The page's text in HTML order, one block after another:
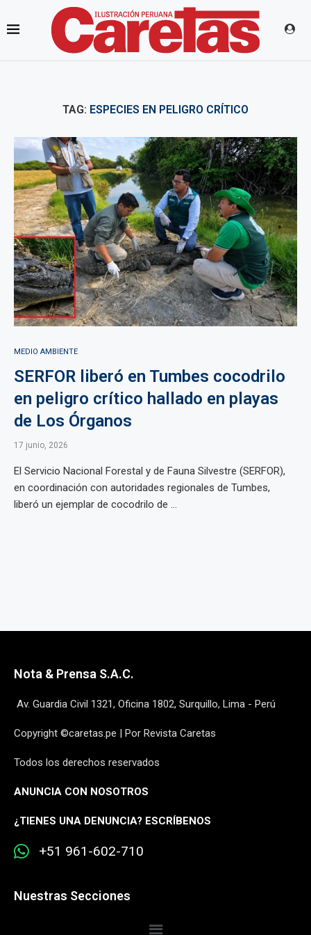
TAG: ESPECIES EN PELIGRO CRÍTICO
MEDIO AMBIENTE
SERFOR liberó en Tumbes cocodrilo
en peligro crítico hallado en playas
de Los Órganos
17 junio, 2026
El Servicio Nacional Forestal y de Fauna Silvestre (SERFOR),
en coordinación con autoridades regionales de Tumbes,
liberó un ejemplar de cocodrilo de ...
Nota & Prensa S.A.C.
Av. Guardia Civil 1321, Oficina 1802, Surquillo, Lima - Perú
Copyright ©caretas.pe | Por Revista Caretas
Todos los derechos reservados
ANUNCIA CON NOSOTROS
¿TIENES UNA DENUNCIA? ESCRÍBENOS
+51 961-602-710
Nuestras Secciones